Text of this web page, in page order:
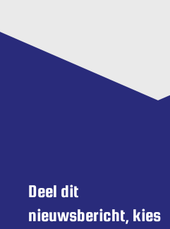
Deel dit
nieuwsbericht, kies